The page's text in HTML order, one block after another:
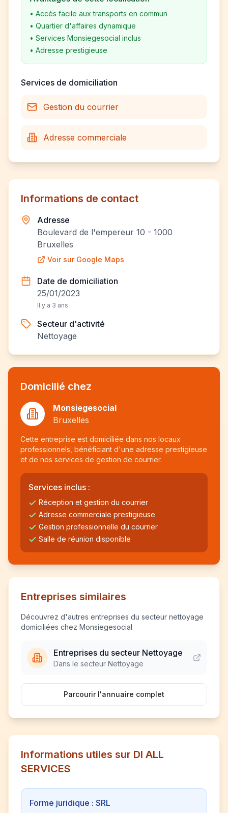
• Accès facile aux transports en commun
• Quartier d'affaires dynamique
• Services Monsiegesocial inclus
• Adresse prestigieuse
Services de domiciliation
Gestion du courrier
Adresse commerciale
Informations de contact
Adresse
Boulevard de l'empereur 10 - 1000
Bruxelles
Voir sur Google Maps
Date de domiciliation
25/01/2023
Il y a 3 ans
Secteur d'activité
Nettoyage
Domicilié chez
Monsiegesocial
Bruxelles
Cette entreprise est domiciliée dans nos locaux
professionnels, bénéficiant d'une adresse prestigieuse
et de nos services de gestion de courrier.
Services inclus :
Réception et gestion du courrier
Adresse commerciale prestigieuse
Gestion professionnelle du courrier
Salle de réunion disponible
Entreprises similaires
Découvrez d'autres entreprises du secteur nettoyage
domiciliées chez Monsiegesocial
Entreprises du secteur Nettoyage
Dans le secteur Nettoyage
Parcourir l'annuaire complet
Informations utiles sur DI ALL
SERVICES
Forme juridique : SRL